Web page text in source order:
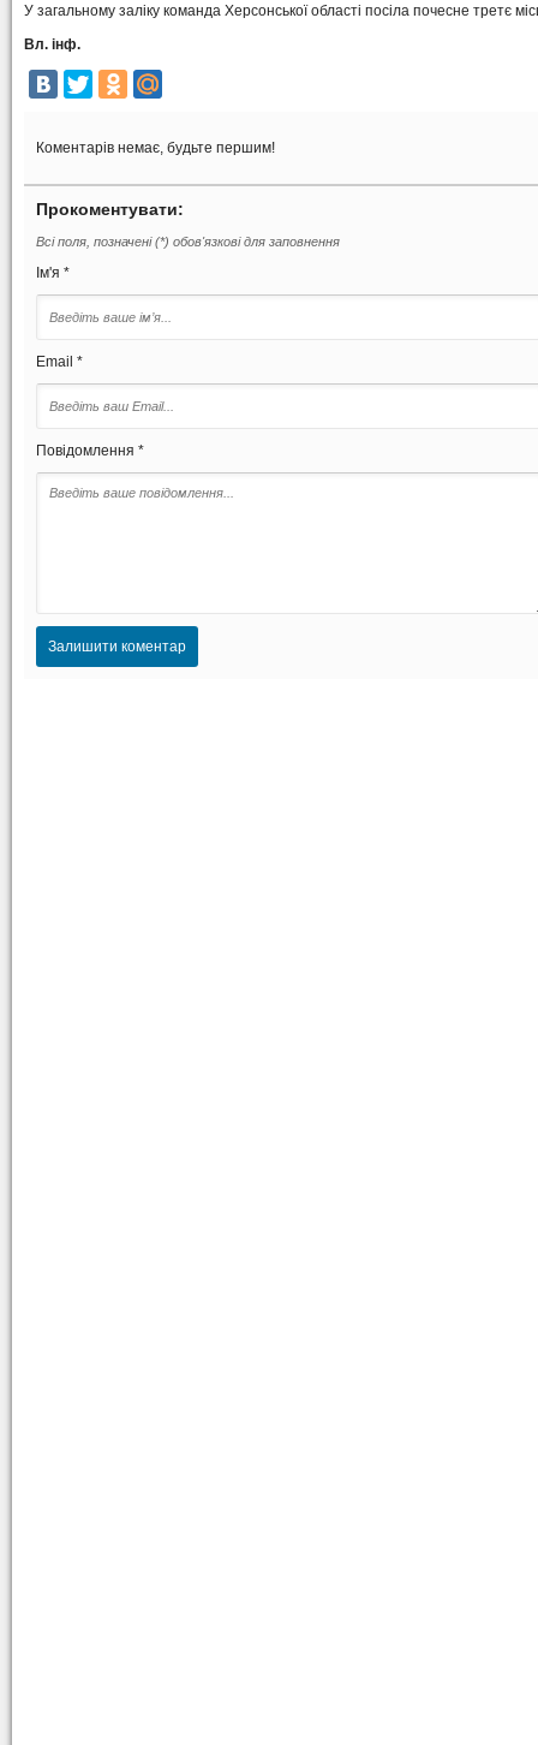
У загальному заліку команда Херсонської області посіла почесне третє
Вл. інф.
Коментарів немає, будьте першим!
Прокоментувати:
Всі поля, позначені (*) обов'язкові для заповнення
Ім'я *
Email *
Повідомлення *